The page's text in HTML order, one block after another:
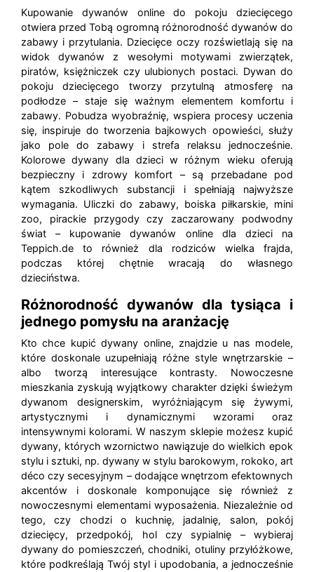
Kupowanie dywanów online do pokoju dziecięcego
otwiera przed Tobą ogromną różnorodność dywanów do
zabawy i przytulania. Dziecięce oczy rozświetlają się na
widok dywanów z wesołymi motywami zwierzątek,
piratów, księżniczek czy ulubionych postaci. Dywan do
pokoju dziecięcego tworzy przytulną atmosferę na
podłodze – staje się ważnym elementem komfortu i
zabawy. Pobudza wyobraźnię, wspiera procesy uczenia
się, inspiruje do tworzenia bajkowych opowieści, służy
jako pole do zabawy i strefa relaksu jednocześnie.
Kolorowe dywany dla dzieci w różnym wieku oferują
bezpieczny i zdrowy komfort – są przebadane pod
kątem szkodliwych substancji i spełniają najwyższe
wymagania. Uliczki do zabawy, boiska piłkarskie, mini
zoo, pirackie przygody czy zaczarowany podwodny
świat – kupowanie dywanów online dla dzieci na
Teppich.de to również dla rodziców wielka frajda,
podczas której chętnie wracają do własnego
dzieciństwa.
Różnorodność dywanów dla tysiąca i
jednego pomysłu na aranżację
Kto chce kupić dywany online, znajdzie u nas modele,
które doskonale uzupełniają różne style wnętrzarskie –
albo tworzą interesujące kontrasty. Nowoczesne
mieszkania zyskują wyjątkowy charakter dzięki świeżym
dywanom designerskim, wyróżniającym się żywymi,
artystycznymi i dynamicznymi wzorami oraz
intensywnymi kolorami. W naszym sklepie możesz kupić
dywany, których wzornictwo nawiązuje do wielkich epok
stylu i sztuki, np. dywany w stylu barokowym, rokoko, art
déco czy secesyjnym – dodające wnętrzom efektownych
akcentów i doskonale komponujące się również z
nowoczesnymi elementami wyposażenia. Niezależnie od
tego, czy chodzi o kuchnię, jadalnię, salon, pokój
dziecięcy, przedpokój, hol czy sypialnię – wybieraj
dywany do pomieszczeń, chodniki, otuliny przyłóżkowe,
które podkreślają Twój styl i upodobania, a jednocześnie